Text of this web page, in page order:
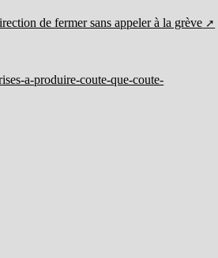
de fermer sans appeler à la grève
a-produire-coute-que-coute-